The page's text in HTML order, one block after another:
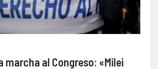
marcha al Congreso: «Milei